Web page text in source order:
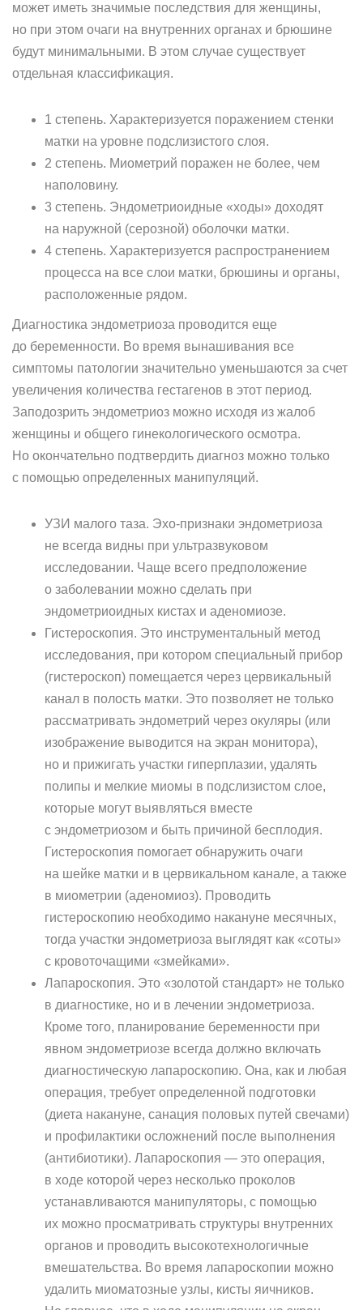
может иметь значимые последствия для женщины,
но при этом очаги на внутренних органах и брюшине
будут минимальными. В этом случае существует
отдельная классификация.
1 степень. Характеризуется поражением стенки
матки на уровне подслизистого слоя.
2 степень. Миометрий поражен не более, чем
наполовину.
3 степень. Эндометриоидные «ходы» доходят
на наружной (серозной) оболочки матки.
4 степень. Характеризуется распространением
процесса на все слои матки, брюшины и органы,
расположенные рядом.
Диагностика эндометриоза проводится еще
до беременности. Во время вынашивания все
симптомы патологии значительно уменьшаются за счет
увеличения количества гестагенов в этот период.
Заподозрить эндометриоз можно исходя из жалоб
женщины и общего гинекологического осмотра.
Но окончательно подтвердить диагноз можно только
с помощью определенных манипуляций.
УЗИ малого таза. Эхо-признаки эндометриоза
не всегда видны при ультразвуковом
исследовании. Чаще всего предположение
о заболевании можно сделать при
эндометриоидных кистах и аденомиозе.
Гистероскопия. Это инструментальный метод
исследования, при котором специальный прибор
(гистероскоп) помещается через цервикальный
канал в полость матки. Это позволяет не только
рассматривать эндометрий через окуляры (или
изображение выводится на экран монитора),
но и прижигать участки гиперплазии, удалять
полипы и мелкие миомы в подслизистом слое,
которые могут выявляться вместе
с эндометриозом и быть причиной бесплодия.
Гистероскопия помогает обнаружить очаги
на шейке матки и в цервикальном канале, а также
в миометрии (аденомиоз). Проводить
гистероскопию необходимо накануне месячных,
тогда участки эндометриоза выглядят как «соты»
с кровоточащими «змейками».
Лапароскопия. Это «золотой стандарт» не только
в диагностике, но и в лечении эндометриоза.
Кроме того, планирование беременности при
явном эндометриозе всегда должно включать
диагностическую лапароскопию. Она, как и любая
операция, требует определенной подготовки
(диета накануне, санация половых путей свечами)
и профилактики осложнений после выполнения
(антибиотики). Лапароскопия — это операция,
в ходе которой через несколько проколов
устанавливаются манипуляторы, с помощью
их можно просматривать структуры внутренних
органов и проводить высокотехнологичные
вмешательства. Во время лапароскопии можно
удалить миоматозные узлы, кисты яичников.